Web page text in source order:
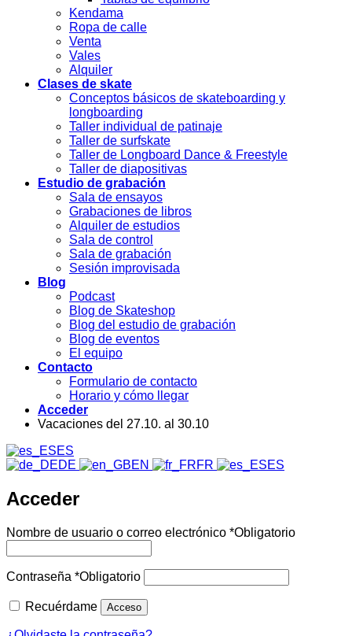
Kendama
Ropa de calle
Venta
Vales
Alquiler
Clases de skate
Conceptos básicos de skateboarding y
longboarding
Taller individual de patinaje
Taller de surfskate
Taller de Longboard Dance & Freestyle
Taller de diapositivas
Estudio de grabación
Sala de ensayos
Grabaciones de libros
Alquiler de estudios
Sala de control
Sala de grabación
Sesión improvisada
Blog
Podcast
Blog de Skateshop
Blog del estudio de grabación
Blog de eventos
El equipo
Contacto
Formulario de contacto
Horario y cómo llegar
Acceder
Vacaciones del 27.10. al 30.10
ES
DE
EN FR ES
Acceder
Nombre de usuario o correo electrónico *Obligatorio
Contraseña *Obligatorio
Recuérdame Acceso